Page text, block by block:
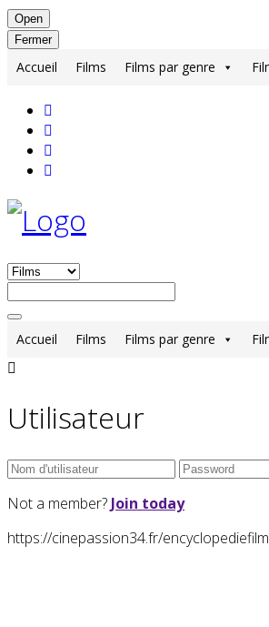
Open
Fermer
Accueil Films Films par genre
Accueil Films Films par genre
Utilisateur
Not a member? Join today
https://cinepassion34.fr/